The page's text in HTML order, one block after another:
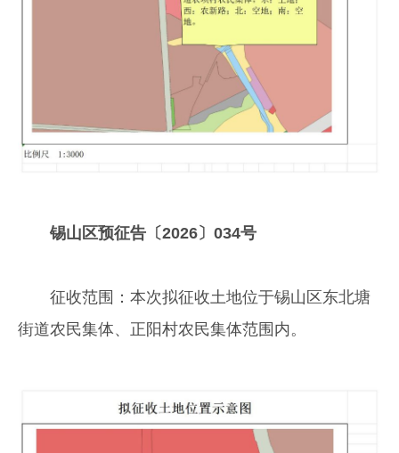
锡山区预征告〔2026〕034号
征收范围：本次拟征收土地位于锡山区东北塘
街道农民集体、正阳村农民集体范围内。